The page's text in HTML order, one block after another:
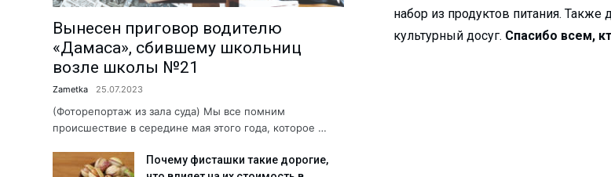
Депутаты выслушали обращение хокима...
Поддержка молодёжных инициатив...
«Количество часов тренировок прямо пропор...
Когда вместо рыбы — предоставляют удочку...
Хранители народной культуры...
Б. Мирзаев: «Дайте нам время, и мы взраст...
набор из продуктов питания.
культурный досуг. Спасибо всем,
Вынесен приговор водителю
«Дамаса», сбившему школьниц
возле школы №21
Zametka 25.07.2023
(Фоторепортаж из зала суда) Мы все помним
происшествие в середине мая этого года, которое …
Почему фисташки такие дорогие,